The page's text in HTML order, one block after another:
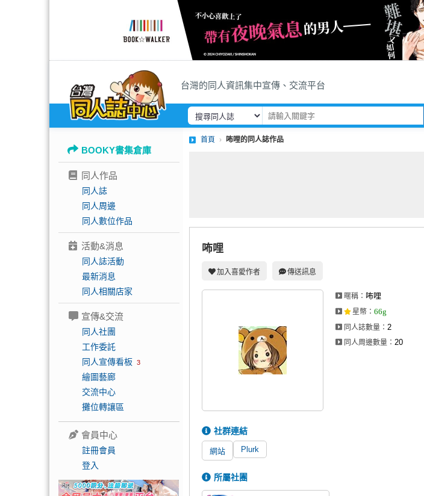
台灣的同人資訊集中宣傳、交流平台
BOOKY書集倉庫
同人作品
同人誌
同人周邊
同人數位作品
活動&消息
同人誌活動
最新消息
同人相關店家
宣傳&交流
同人社團
工作委託
同人宣傳看板 3
繪圖藝廊
交流中心
攤位轉讓區
會員中心
註冊會員
登入
首頁 咘哩的同人誌作品
咘哩
加入喜愛作者 傳送訊息
暱稱： 咘哩
星幣 ： 66g
同人誌數量： 2
同人周邊數量： 20
社群連結
網站 Plurk
所屬社團